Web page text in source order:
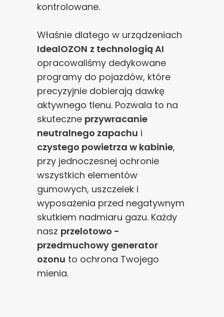
kontrolowane.
Właśnie dlatego w urządzeniach
IdealOZON z technologią AI
opracowaliśmy dedykowane
programy do pojazdów, które
precyzyjnie dobierają dawkę
aktywnego tlenu. Pozwala to na
skuteczne przywracanie
neutralnego zapachu i
czystego powietrza w kabinie,
przy jednoczesnej ochronie
wszystkich elementów
gumowych, uszczelek i
wyposażenia przed negatywnym
skutkiem nadmiaru gazu. Każdy
nasz przelotowo -
przedmuchowy generator
ozonu to ochrona Twojego
mienia.